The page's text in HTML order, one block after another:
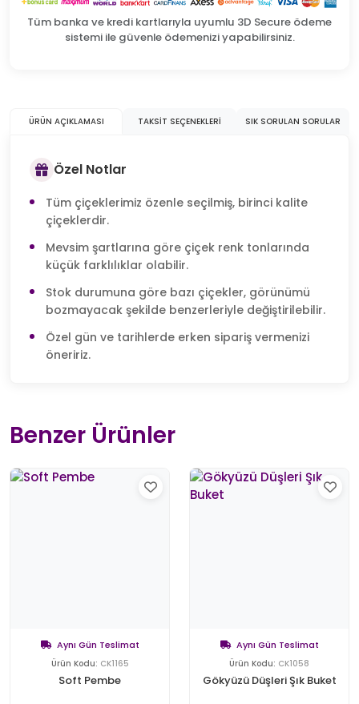
Tüm banka ve kredi kartlarıyla uyumlu 3D Secure ödeme
sistemi ile güvenle ödemenizi yapabilirsiniz.
ÜRÜN AÇIKLAMASI TAKSIT SEÇENEKLERI SIK SORULAN SORULAR
Özel Notlar
Tüm çiçeklerimiz özenle seçilmiş, birinci kalite
çiçeklerdir.
Mevsim şartlarına göre çiçek renk tonlarında
küçük farklılıklar olabilir.
Stok durumuna göre bazı çiçekler, görünümü
bozmayacak şekilde benzerleriyle değiştirilebilir.
Özel gün ve tarihlerde erken sipariş vermenizi
öneririz.
Benzer Ürünler
Aynı Gün Teslimat
Ürün Kodu: CK1165
Soft Pembe
Aynı Gün Teslimat
Ürün Kodu: CK1058
Gökyüzü Düşleri Şık Buket